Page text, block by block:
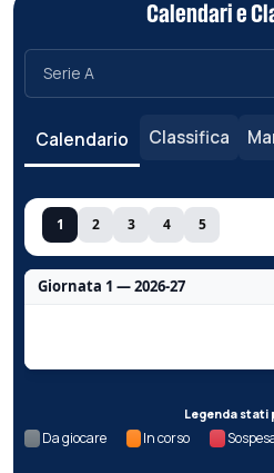
Calendari e
Calendario Classifica
1 2 3 4 5
Giornata 1 — 2026-27
Legenda stati
Da giocare In corso